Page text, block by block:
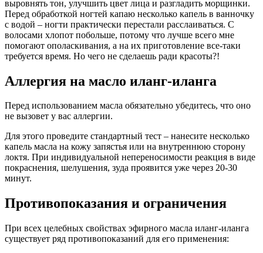
выровнять тон, улучшить цвет лица и разгладить морщинки.
Перед обработкой ногтей капаю несколько капель в ванночку
с водой – ногти практически перестали расслаиваться. С
волосами хлопот побольше, потому что лучше всего мне
помогают ополаскивания, а на их приготовление все-таки
требуется время. Но чего не сделаешь ради красоты?!
Аллергия на масло иланг-иланга
Перед использованием масла обязательно убедитесь, что оно
не вызовет у вас аллергии.
Для этого проведите стандартный тест – нанесите несколько
капель масла на кожу запястья или на внутреннюю сторону
локтя. При индивидуальной непереносимости реакция в виде
покраснения, шелушения, зуда проявится уже через 20-30
минут.
Противопоказания и ограничения
При всех целебных свойствах эфирного масла иланг-иланга
существует ряд противопоказаний для его применения: